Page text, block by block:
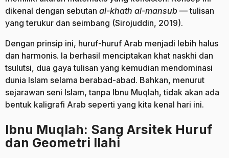
dikenal dengan sebutan al-khath al-mansub — tulisan
yang terukur dan seimbang (Sirojuddin, 2019).
Dengan prinsip ini, huruf-huruf Arab menjadi lebih halus
dan harmonis. Ia berhasil menciptakan khat naskhi dan
tsulutsi, dua gaya tulisan yang kemudian mendominasi
dunia Islam selama berabad-abad. Bahkan, menurut
sejarawan seni Islam, tanpa Ibnu Muqlah, tidak akan ada
bentuk kaligrafi Arab seperti yang kita kenal hari ini.
Ibnu Muqlah: Sang Arsitek Huruf
dan Geometri Ilahi